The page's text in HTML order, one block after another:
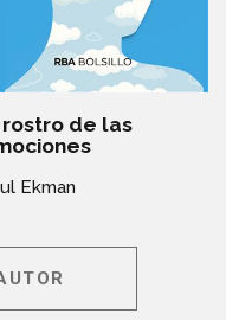
rostro de las
Ekman